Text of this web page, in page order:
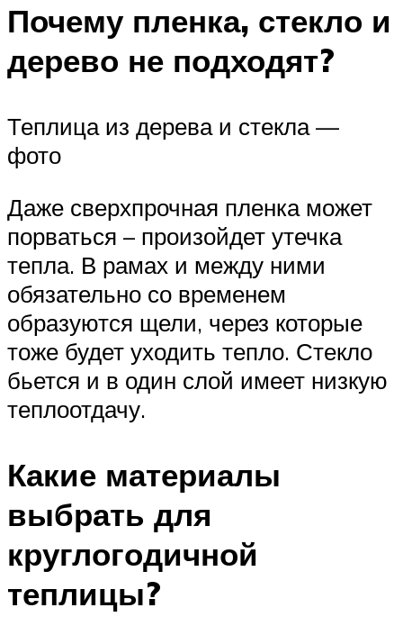
Почему пленка, стекло и
дерево не подходят?
Теплица из дерева и стекла —
фото
Даже сверхпрочная пленка может
порваться – произойдет утечка
тепла. В рамах и между ними
обязательно со временем
образуются щели, через которые
тоже будет уходить тепло. Стекло
бьется и в один слой имеет низкую
теплоотдачу.
Какие материалы
выбрать для
круглогодичной
теплицы?